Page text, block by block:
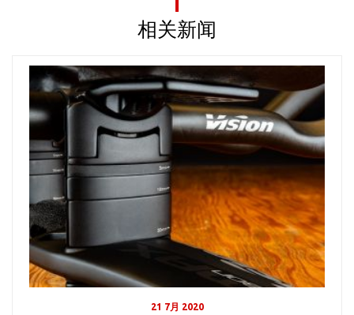
相关新闻
21 7月 2020